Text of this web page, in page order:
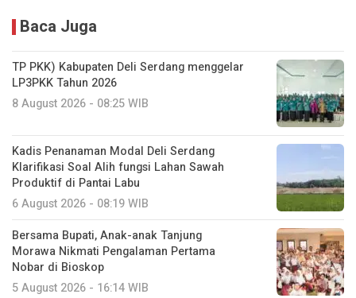
Baca Juga
TP PKK) Kabupaten Deli Serdang menggelar
LP3PKK Tahun 2026
8 August 2026 - 08:25 WIB
Kadis Penanaman Modal Deli Serdang
Klarifikasi Soal Alih fungsi Lahan Sawah
Produktif di Pantai Labu
6 August 2026 - 08:19 WIB
Bersama Bupati, Anak-anak Tanjung
Morawa Nikmati Pengalaman Pertama
Nobar di Bioskop
5 August 2026 - 16:14 WIB